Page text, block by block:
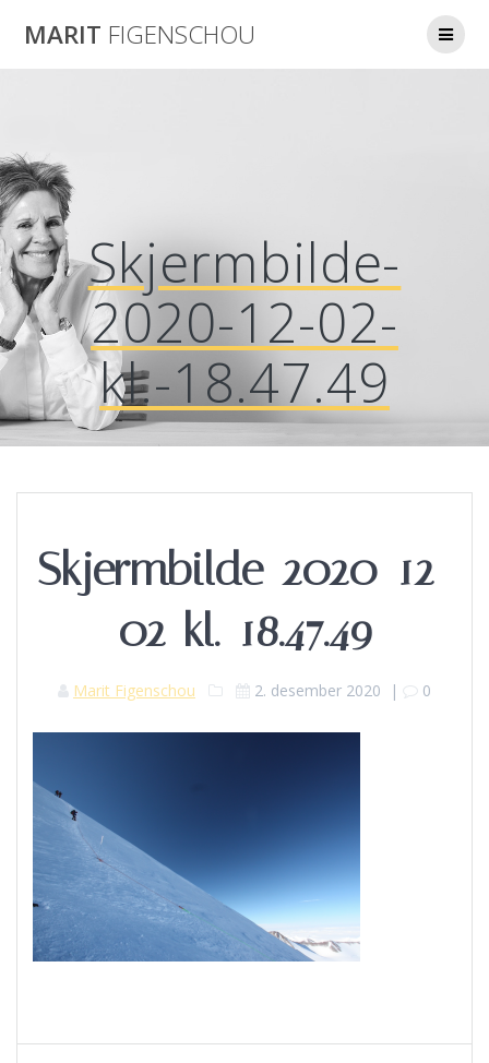
to
MARIT FIGENSCHOU
Skjermbilde-
2020-12-02-
kl.-18.47.49
Skjermbilde-2020-12-
02-kl.-18.47.49
Marit Figenschou 2. desember 2020 | 0